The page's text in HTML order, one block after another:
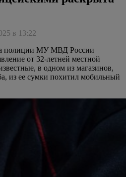
в 13:22
полиции МУ МВД России
от 32-летней местной
в одном из магазинов,
из ее сумки похитил мобильный